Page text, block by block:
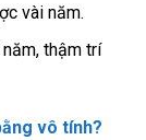
vài năm.
thậm trí
vô tính?